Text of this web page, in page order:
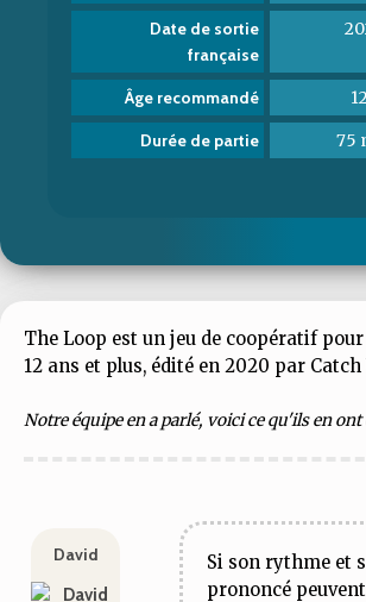
Date de sortie
française
Âge recommandé
Durée de partie 75
The Loop est un jeu de coopératif pour
12 ans et plus, édité en 2020 par Catch
Notre équipe en a parlé, voici ce qu'ils en ont
David
Si son rythme et
prononcé